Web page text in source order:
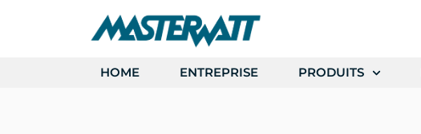
HOME ENTREPRISE PRODUITS